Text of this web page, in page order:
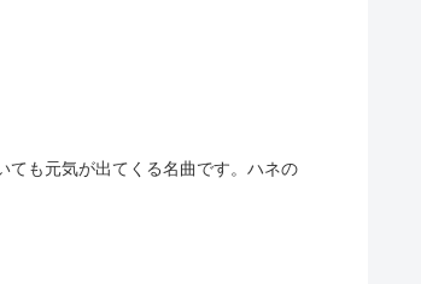
ても元気が出てくる名曲です。ハネの